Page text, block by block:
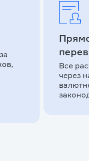
Все
через